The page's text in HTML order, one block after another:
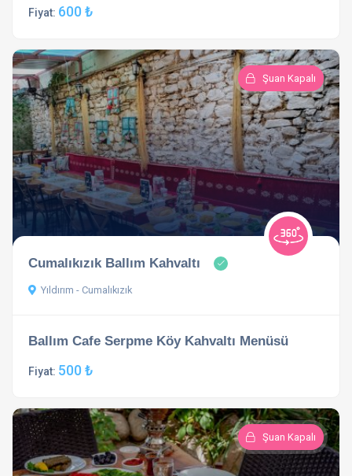
Fiyat: 600 ₺
Şuan Kapalı
Cumalıkızık Ballım Kahvaltı
Yıldırım - Cumalıkızık
Ballım Cafe Serpme Köy Kahvaltı Menüsü
Fiyat: 500 ₺
Şuan Kapalı